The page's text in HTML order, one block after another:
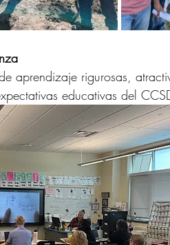
aprendizaje rigurosas,
educativas del